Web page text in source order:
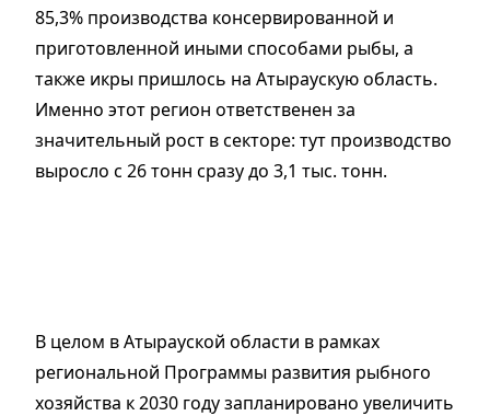
85,3% производства консервированной и
приготовленной иными способами рыбы, а
также икры пришлось на Атыраускую область.
Именно этот регион ответственен за
значительный рост в секторе: тут производство
выросло с 26 тонн сразу до 3,1 тыс. тонн.
В целом в Атырауской области в рамках
региональной Программы развития рыбного
хозяйства к 2030 году запланировано увеличить